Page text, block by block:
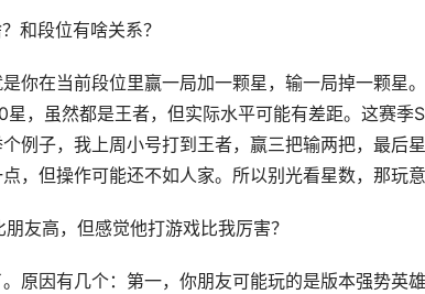
和段位有啥关系？
你在当前段位里赢一局加一颗星，输一局掉一颗星
星，虽然都是王者，但实际水平可能有差距。这赛
例子，我上周小号打到王者，赢三把输两把，最后
，但操作可能还不如人家。所以别光看星数，那玩意
友高，但感觉他打游戏比我厉害？
原因有几个：第一，你朋友可能玩的是版本强势英